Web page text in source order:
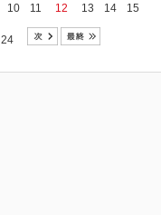
10 11 12 13 14 15
24